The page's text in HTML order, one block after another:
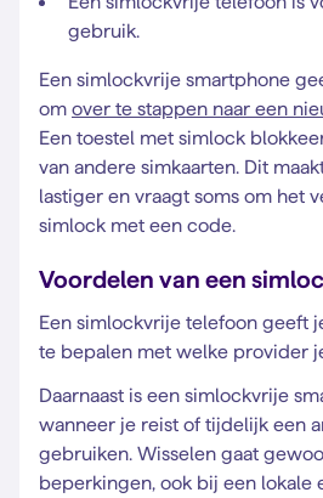
gebruik.
Een simlockvrije smartphone
om over te stappen naar een
Een toestel met simlock
van andere simkaarten. Dit
lastiger en vraagt soms om het
simlock met een code.
Voordelen van een
Een simlockvrije telefoon geeft
te bepalen met welke provider
Daarnaast is een simlockvrije
wanneer je reist of tijdelijk een
gebruiken. Wisselen gaat
beperkingen, ook bij een lokale